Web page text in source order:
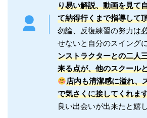
り易い解説、動画を見て
て納得行くまで指導して
勿論、反復練習の努力は
せないと自分のスイング
ンストラクターとの二人
来る点が、他のスクール
店内も清潔感に溢れ、
で気さくに接してくれま
良い出会いが出来たと嬉